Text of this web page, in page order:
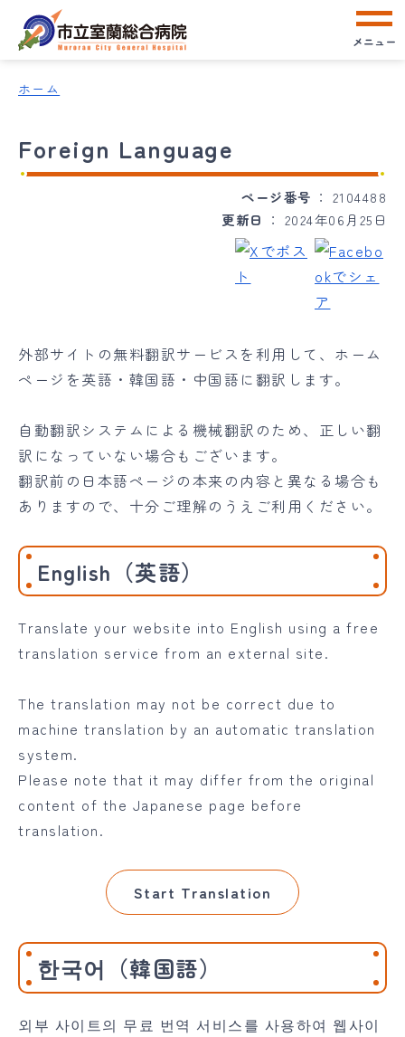
メニュー
ホーム
Foreign Language
ページ番号
2104488
更新日
2024年06月25日
外部サイトの無料翻訳サービスを利用して、ホーム
ページを英語・韓国語・中国語に翻訳します。
自動翻訳システムによる機械翻訳のため、正しい翻
訳になっていない場合もございます。
翻訳前の日本語ページの本来の内容と異なる場合も
ありますので、十分ご理解のうえご利用ください。
English（英語）
Translate your website into English using a free
translation service from an external site.
The translation may not be correct due to
machine translation by an automatic translation
system.
Please note that it may differ from the original
content of the Japanese page before
translation.
Start Translation
한국어（韓国語）
외부 사이트의 무료 번역 서비스를 사용하여 웹사이